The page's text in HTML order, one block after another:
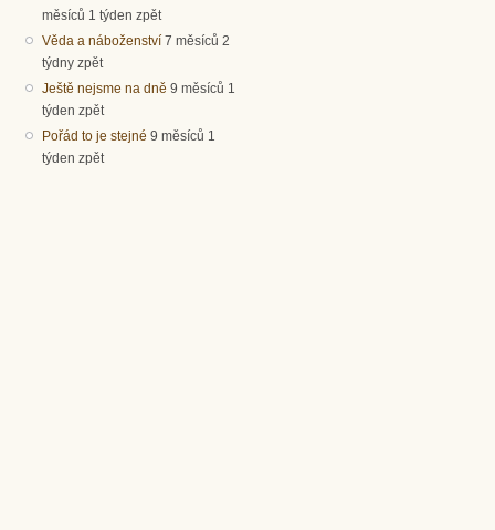
měsíců 1 týden zpět
Věda a náboženství 7 měsíců 2
týdny zpět
Ještě nejsme na dně 9 měsíců 1
týden zpět
Pořád to je stejné 9 měsíců 1
týden zpět